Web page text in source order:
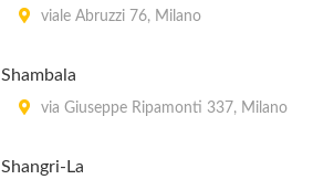
viale Abruzzi 76, Milano
Shambala
via Giuseppe Ripamonti 337, Milano
Shangri-La